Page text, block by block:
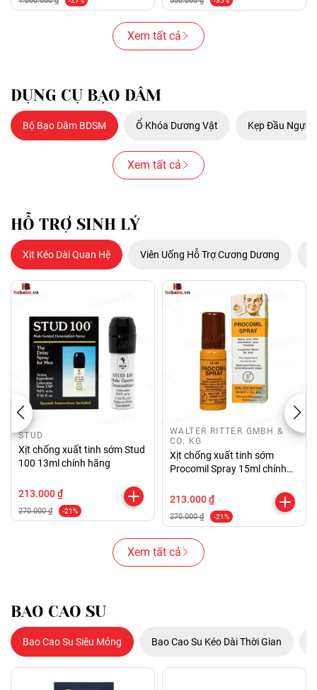
Xem tất cả
DỤNG CỤ BẠO DÂM
Bộ Bạo Dâm BDSM Ổ Khóa Dương Vật Kẹp Đầu Ngực
Xem tất cả
HỖ TRỢ SINH LÝ
Xịt Kéo Dài Quan Hệ Viên Uống Hỗ Trợ Cương Dương
STUD
Xịt chống xuất tinh sớm Stud
100 13ml chính hãng
213.000 ₫
270.000 ₫ -21%
WALTER RITTER GMBH &
CO. KG
Xịt chống xuất tinh sớm
Procomil Spray 15ml chính
213.000 ₫
270.000 ₫ -21%
Xem tất cả
BAO CAO SU
Bao Cao Su Siêu Mỏng Bao Cao Su Kéo Dài Thời Gian